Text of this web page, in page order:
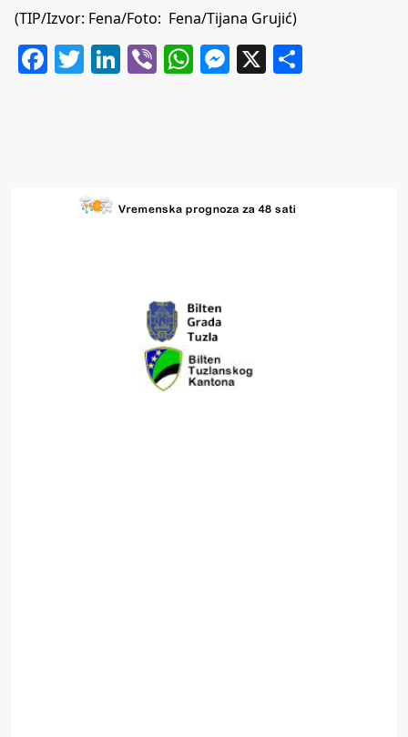
(TIP/Izvor: Fena/Foto: Fena/Tijana Grujić)
Facebook
Twitter
LinkedIn
ViberWhatsApp
Messenger
X